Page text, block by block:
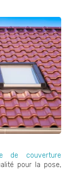
de couverture
pour la pose,